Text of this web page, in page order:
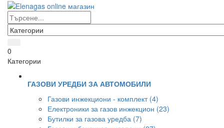
0
Категории
ГАЗОВИ УРЕДБИ ЗА АВТОМОБИЛИ
Газови инжекциони - комплект (4)
Електроники за газов инжекцион (23)
Бутилки за газова уредба (7)